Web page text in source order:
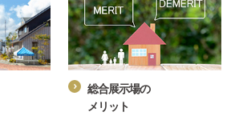
総合展示場の
メリット